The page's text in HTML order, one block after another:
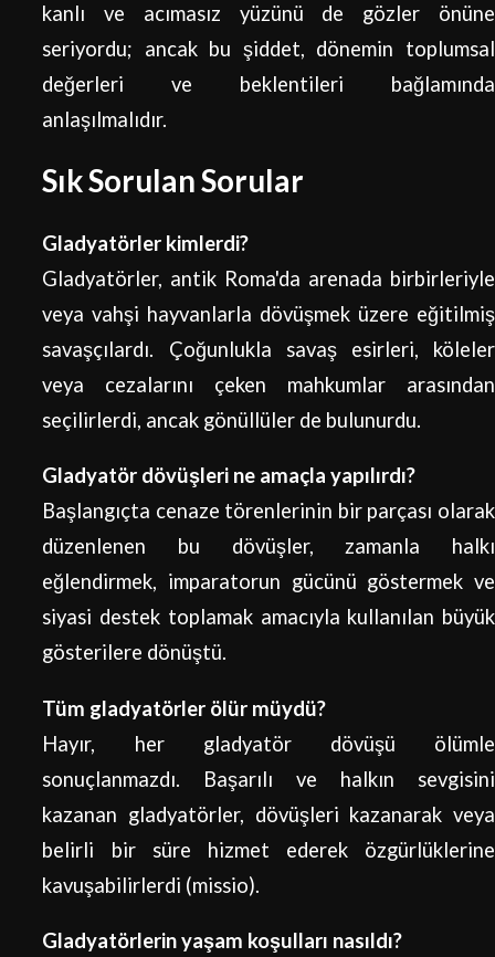
kanlı ve acımasız yüzünü de gözler önüne
seriyordu; ancak bu şiddet, dönemin toplumsal
değerleri ve beklentileri bağlamında
anlaşılmalıdır.
Sık Sorulan Sorular
Gladyatörler kimlerdi?
Gladyatörler, antik Roma'da arenada birbirleriyle
veya vahşi hayvanlarla dövüşmek üzere eğitilmiş
savaşçılardı. Çoğunlukla savaş esirleri, köleler
veya cezalarını çeken mahkumlar arasından
seçilirlerdi, ancak gönüllüler de bulunurdu.
Gladyatör dövüşleri ne amaçla yapılırdı?
Başlangıçta cenaze törenlerinin bir parçası olarak
düzenlenen bu dövüşler, zamanla halkı
eğlendirmek, imparatorun gücünü göstermek ve
siyasi destek toplamak amacıyla kullanılan büyük
gösterilere dönüştü.
Tüm gladyatörler ölür müydü?
Hayır, her gladyatör dövüşü ölümle
sonuçlanmazdı. Başarılı ve halkın sevgisini
kazanan gladyatörler, dövüşleri kazanarak veya
belirli bir süre hizmet ederek özgürlüklerine
kavuşabilirlerdi (missio).
Gladyatörlerin yaşam koşulları nasıldı?